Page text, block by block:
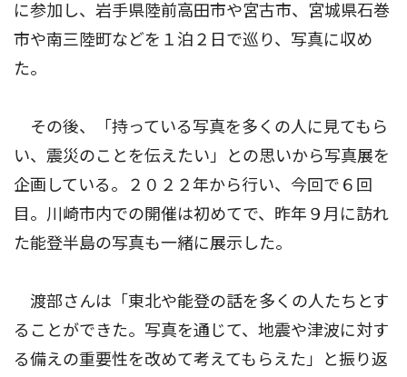
に参加し、岩手県陸前高田市や宮古市、宮城県石巻
市や南三陸町などを１泊２日で巡り、写真に収め
た。
その後、「持っている写真を多くの人に見てもら
い、震災のことを伝えたい」との思いから写真展を
企画している。２０２２年から行い、今回で６回
目。川崎市内での開催は初めてで、昨年９月に訪れ
た能登半島の写真も一緒に展示した。
渡部さんは「東北や能登の話を多くの人たちとす
ることができた。写真を通じて、地震や津波に対す
る備えの重要性を改めて考えてもらえた」と振り返